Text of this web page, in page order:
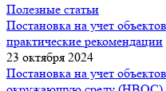
Полезные статьи
Постановка на учет
практические рекомендации
23 октября 2024
Постановка на учет